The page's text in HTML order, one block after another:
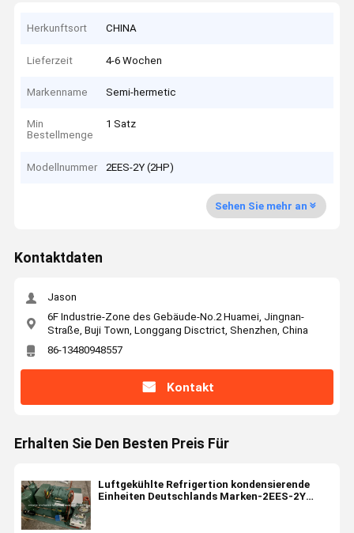
Herkunftsort CHINA
Lieferzeit 4-6 Wochen
Markenname Semi-hermetic
Min
Bestellmenge
1 Satz
Modellnummer 2EES-2Y (2HP)
Sehen Sie mehr an
Kontaktdaten
Jason
6F Industrie-Zone des Gebäude-No.2 Huamei, Jingnan-
Straße, Buji Town, Longgang Disctrict, Shenzhen, China
86-13480948557
Kontakt
Erhalten Sie Den Besten Preis Für
Luftgekühlte Refrigertion kondensierende
Einheiten Deutschlands Marken-2EES-2Y